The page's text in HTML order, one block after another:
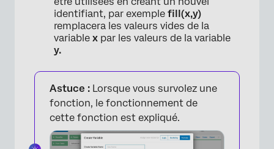
identifiant, par exemple fill(x,y)
remplacera les valeurs vides de la
variable x par les valeurs de la variable
y.
Astuce : Lorsque vous survolez une
fonction, le fonctionnement de
cette fonction est expliqué.